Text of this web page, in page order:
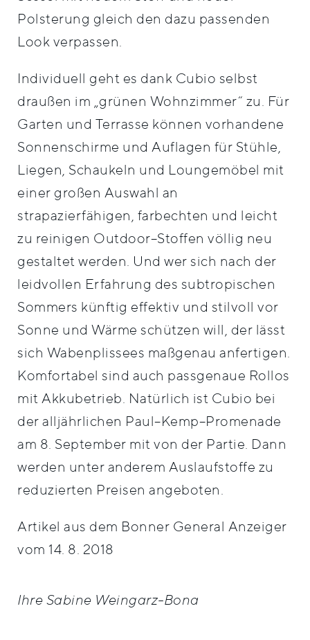
Polsterung gleich den dazu passenden
Look verpassen.
Individuell geht es dank Cubio selbst
draußen im „grünen Wohnzimmer“ zu. Für
Garten und Terrasse können vorhandene
Sonnenschirme und Auflagen für Stühle,
Liegen, Schaukeln und Loungemöbel mit
einer großen Auswahl an
strapazierfähigen, farbechten und leicht
zu reinigen Outdoor–Stoffen völlig neu
gestaltet werden. Und wer sich nach der
leidvollen Erfahrung des subtropischen
Sommers künftig effektiv und stilvoll vor
Sonne und Wärme schützen will, der lässt
sich Wabenplissees maßgenau anfertigen.
Komfortabel sind auch passgenaue Rollos
mit Akkubetrieb. Natürlich ist Cubio bei
der alljährlichen Paul–Kemp–Promenade
am 8. September mit von der Partie. Dann
werden unter anderem Auslaufstoffe zu
reduzierten Preisen angeboten.
Artikel aus dem Bonner General Anzeiger
vom 14. 8. 2018
Ihre Sabine Weingarz-Bona